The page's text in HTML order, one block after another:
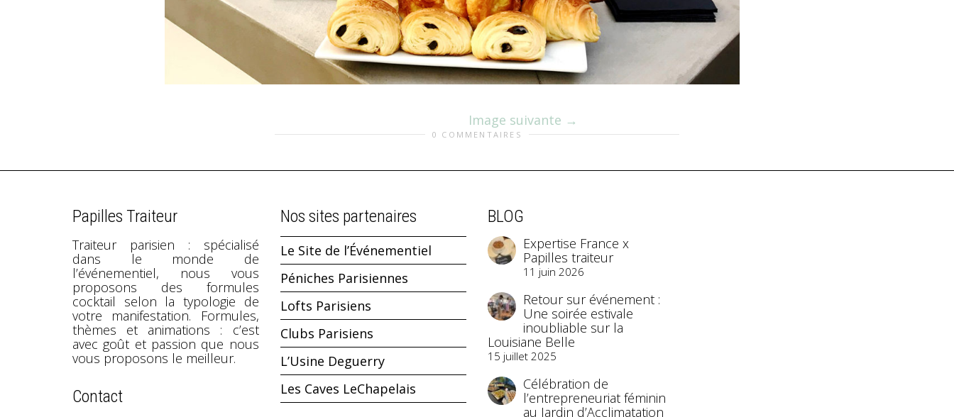
Image suivante
0 COMMENTAIRES
Papilles Traiteur
Traiteur parisien : spécialisé
dans le monde de
l’événementiel, nous vous
proposons des formules
cocktail selon la typologie de
votre manifestation. Formules,
thèmes et animations : c’est
avec goût et passion que nous
vous proposons le meilleur.
Contact
Nos sites partenaires
Le Site de l’Événementiel
Péniches Parisiennes
Lofts Parisiens
Clubs Parisiens
L’Usine Deguerry
Les Caves LeChapelais
BLOG
Expertise France x
Papilles traiteur
11 juin 2026
Retour sur événement :
Une soirée estivale
inoubliable sur la
Louisiane Belle
15 juillet 2025
Célébration de
l’entrepreneuriat féminin
au Jardin d’Acclimatation